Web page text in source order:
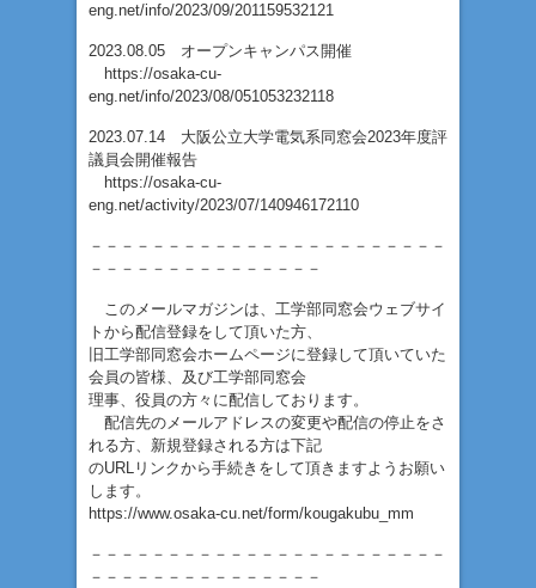
eng.net/info/2023/09/201159532121
2023.08.05 オープンキャンパス開催
https://osaka-cu-
eng.net/info/2023/08/051053232118
2023.07.14 大阪公立大学電気系同窓会2023年度評
議員会開催報告
https://osaka-cu-
eng.net/activity/2023/07/140946172110
－－－－－－－－－－－－－－－－－－－－－－－
－－－－－－－－－－－－－－－
このメールマガジンは、工学部同窓会ウェブサイ
トから配信登録をして頂いた方、
旧工学部同窓会ホームページに登録して頂いていた
会員の皆様、及び工学部同窓会
理事、役員の方々に配信しております。
配信先のメールアドレスの変更や配信の停止をさ
れる方、新規登録される方は下記
のURLリンクから手続きをして頂きますようお願い
します。
https://www.osaka-cu.net/form/kougakubu_mm
－－－－－－－－－－－－－－－－－－－－－－－
－－－－－－－－－－－－－－－